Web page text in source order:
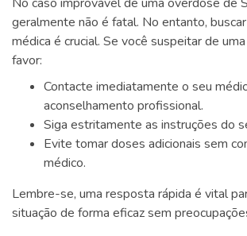
geralmente não é fatal. No entanto,
médica é crucial. Se você suspeitar de
favor:
Contacte imediatamente o seu
aconselhamento profissional.
Siga estritamente as instruções do
Evite tomar doses adicionais sem
médico.
Lembre-se, uma resposta rápida é vital
situação de forma eficaz sem